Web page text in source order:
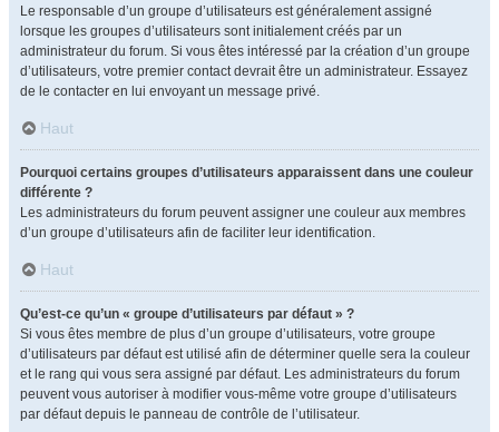
Le responsable d’un groupe d’utilisateurs est généralement assigné
lorsque les groupes d’utilisateurs sont initialement créés par un
administrateur du forum. Si vous êtes intéressé par la création d’un groupe
d’utilisateurs, votre premier contact devrait être un administrateur. Essayez
de le contacter en lui envoyant un message privé.
Haut
Pourquoi certains groupes d’utilisateurs apparaissent dans une couleur
différente ?
Les administrateurs du forum peuvent assigner une couleur aux membres
d’un groupe d’utilisateurs afin de faciliter leur identification.
Haut
Qu’est-ce qu’un « groupe d’utilisateurs par défaut » ?
Si vous êtes membre de plus d’un groupe d’utilisateurs, votre groupe
d’utilisateurs par défaut est utilisé afin de déterminer quelle sera la couleur
et le rang qui vous sera assigné par défaut. Les administrateurs du forum
peuvent vous autoriser à modifier vous-même votre groupe d’utilisateurs
par défaut depuis le panneau de contrôle de l’utilisateur.